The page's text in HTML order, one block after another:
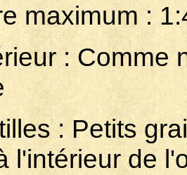
maximum :
: Comme
: Petits
l'intérieur de